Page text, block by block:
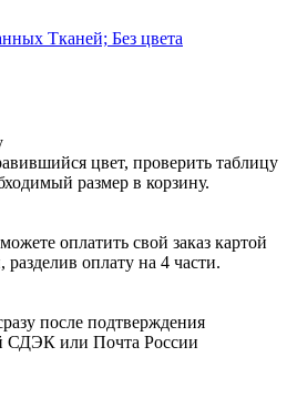
Тканей; Без цвета
цвет, проверить таблицу
размер в корзину.
оплатить свой заказ картой
оплату на 4 части.
после подтверждения
СДЭК или Почта России